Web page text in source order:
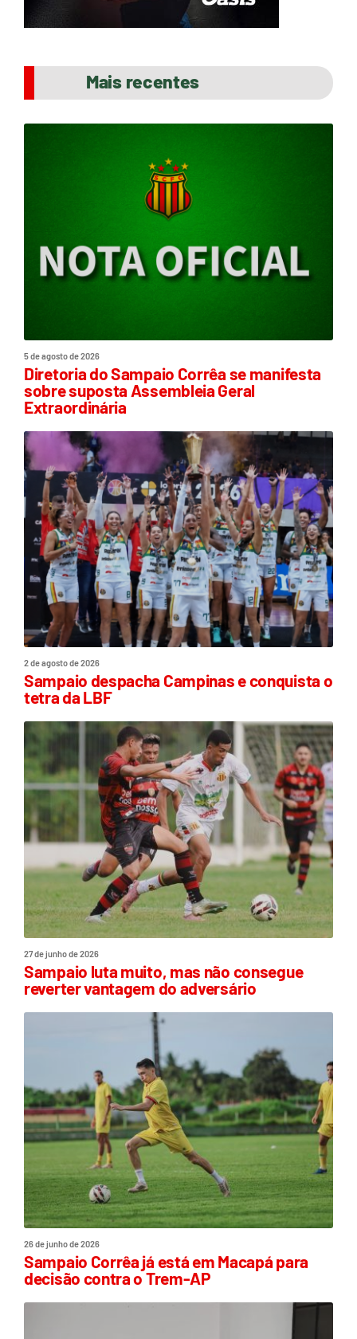
Mais recentes
5 de agosto de 2026
Diretoria do Sampaio Corrêa se manifesta
sobre suposta Assembleia Geral
Extraordinária
2 de agosto de 2026
Sampaio despacha Campinas e conquista o
tetra da LBF
27 de junho de 2026
Sampaio luta muito, mas não consegue
reverter vantagem do adversário
26 de junho de 2026
Sampaio Corrêa já está em Macapá para
decisão contra o Trem-AP